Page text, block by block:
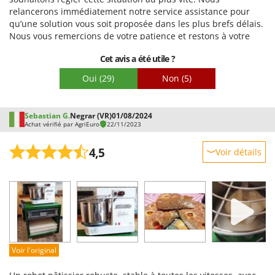
jamais faite ! Comment je le sais ? Son goût est à la hauteur
des meilleures pizzas que j'aie jamais mangées. Je suis ravi
de cet achat ; il sera probablement transmis à ma famille
pendant longtemps après ma disparition, car j'aurai 70 ans
être des vertus de longévité. On croise les doigts !
relancerons immédiatement notre service assistance pour
qu’une solution vous soit proposée dans les plus brefs délais.
Nous vous remercions de votre patience et restons à votre
Cet avis a été utile ?
Oui (29) Non (5)
Sebastian G.Negrar (VR)01/08/2024
Achat vérifié par AgriEuro 22/11/2023
4,5 Voir détails
Prestations
Facilité d'utilisation
Qualité / Prix
Facilité de montage
Voir l'original